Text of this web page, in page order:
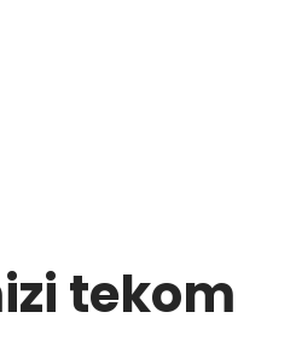
tekom